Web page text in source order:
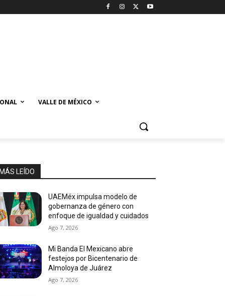
VALLE DE MÉXICO
LEÍDO
UAEMéx impulsa modelo de
gobernanza de género con
enfoque de igualdad y cuidados
Ago 7, 2026
Mi Banda El Mexicano abre
festejos por Bicentenario de
Almoloya de Juárez
Ago 7, 2026